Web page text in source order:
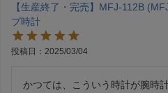
【生産終了・完売】MFJ-112B
プ時計
投稿日 2025/03/04
かつては、こういう時計が腕時